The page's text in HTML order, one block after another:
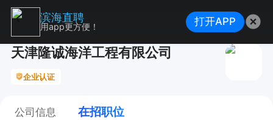
天津隆诚海洋工程有限公司
企业认证
公司信息 在招职位
滨海直聘
用app更方便！ 打开APP